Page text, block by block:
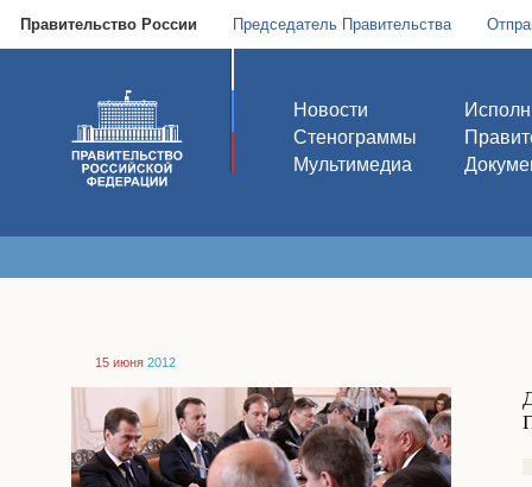
Правительство России Председатель Правительства
Новости
Стенограммы
Мультимедиа
15 июня 2012